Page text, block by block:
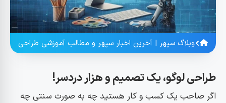
وبلاگ سپهر | آخرین اخبار سپهر و مطالب آموزشی طراحی
طراحی لوگو، یک تصمیم و هزار دردسر!
اگر صاحب یک کسب و کار هستید چه به صورت سنتی چه